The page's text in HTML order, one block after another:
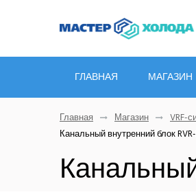
ГЛАВНАЯ МАГАЗИН
Главная Магазин VRF-
Канальный внутренний блок